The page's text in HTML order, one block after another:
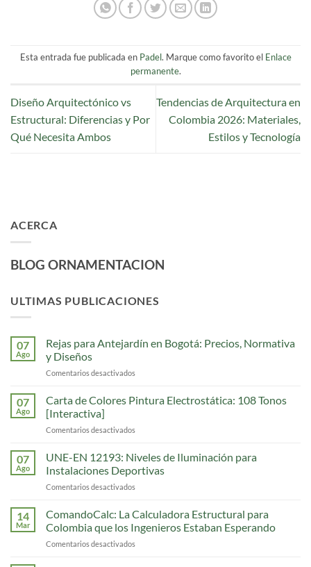
Esta entrada fue publicada en Padel. Marque como favorito el Enlace
permanente.
Diseño Arquitectónico vs
Estructural: Diferencias y Por
Qué Necesita Ambos
Tendencias de Arquitectura en
Colombia 2026: Materiales,
Estilos y Tecnología
ACERCA
BLOG ORNAMENTACION
ULTIMAS PUBLICACIONES
07
Ago
Rejas para Antejardín en Bogotá: Precios, Normativa
y Diseños
Comentarios desactivados
para
Normativa
y
07
Ago
Carta de Colores Pintura Electrostática: 108 Tonos
[Interactiva]
Comentarios desactivados
de
Colores
Pintura
Tonos
[Interactiva]
07
Ago
UNE-EN 12193: Niveles de Iluminación para
Instalaciones Deportivas
Comentarios desactivados
EN
Niveles
14
Mar
ComandoCalc: La Calculadora Estructural para
Colombia que los Ingenieros Estaban Esperando
Comentarios desactivados